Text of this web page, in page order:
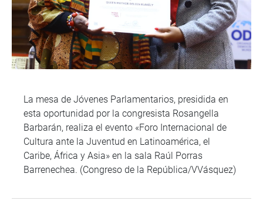
La mesa de Jóvenes Parlamentarios, presidida en
esta oportunidad por la congresista Rosangella
Barbarán, realiza el evento «Foro Internacional de
Cultura ante la Juventud en Latinoamérica, el
Caribe, África y Asia» en la sala Raúl Porras
Barrenechea. (Congreso de la República/VVásquez)